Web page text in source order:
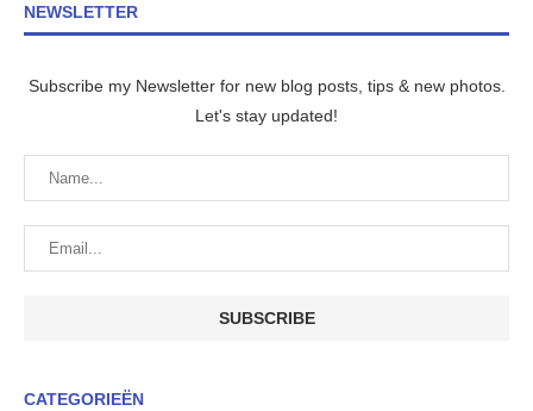
NEWSLETTER
Subscribe my Newsletter for new blog posts, tips & new photos.
Let's stay updated!
CATEGORIEËN